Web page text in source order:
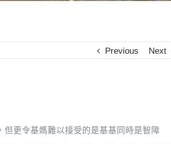
Previous Next
更令基媽難以接受的是基基同時是智障